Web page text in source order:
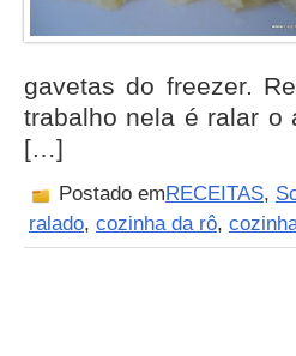
gavetas do freezer.
trabalho nela é ralar o
[…]
Postado emRECEITAS,
ralado, cozinha da rô,